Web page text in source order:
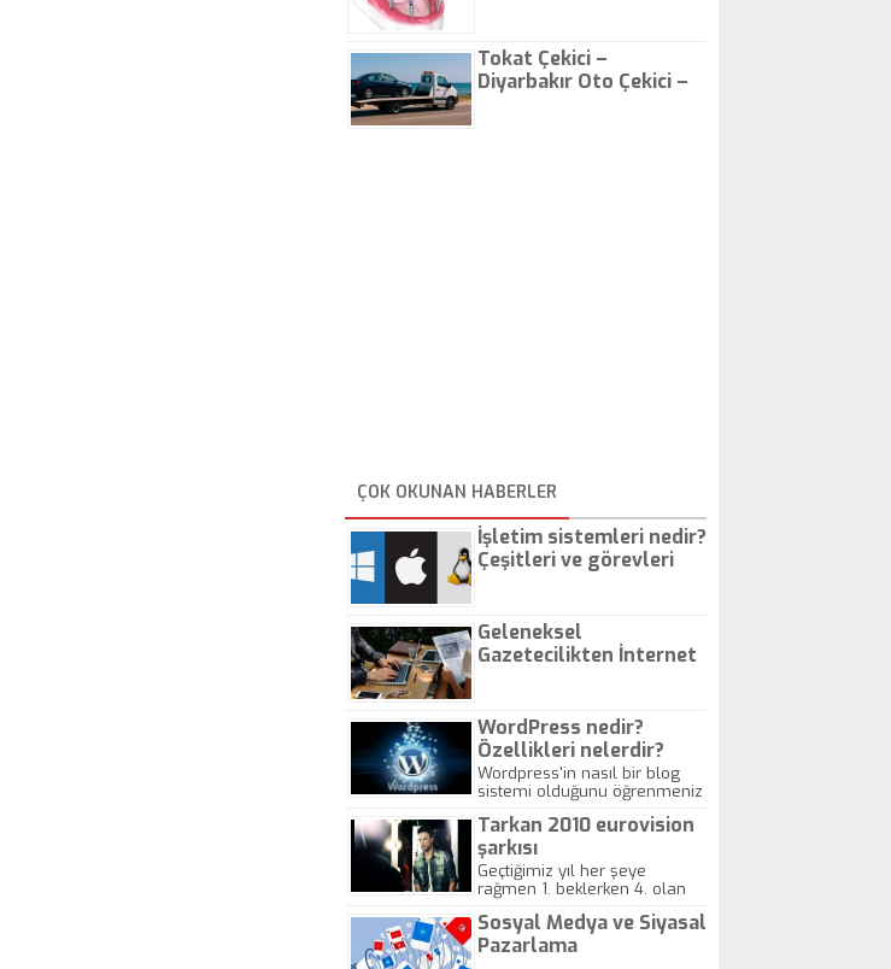
Tokat Çekici –
Diyarbakır Oto Çekici –
ÇOK OKUNAN HABERLER
İşletim sistemleri nedir?
Çeşitleri ve görevleri
Geleneksel
Gazetecilikten İnternet
WordPress nedir?
Özellikleri nelerdir?
Wordpress'in nasıl bir blog
sistemi olduğunu öğrenmeniz
Tarkan 2010 eurovision
şarkısı
Geçtiğimiz yıl her şeye
rağmen 1. beklerken 4. olan
gösterisinin bu yarışmada
önemli olmadığını anlamıştır.
Sosyal Medya ve Siyasal
Pazarlama